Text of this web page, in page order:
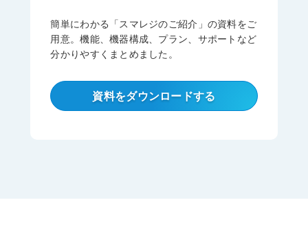
簡単にわかる「スマレジのご紹介」の資料をご
用意。機能、機器構成、プラン、サポートなど
分かりやすくまとめました。
資料をダウンロードする